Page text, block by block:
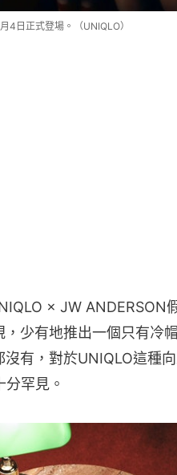
4日正式登場。（UNIQLO）
× JW ANDERSON
少有地推出一個只有冷
有，對於UNIQLO這種
罕見。